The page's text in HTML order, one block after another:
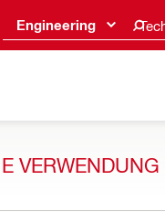
Engineering
VERWENDUNG